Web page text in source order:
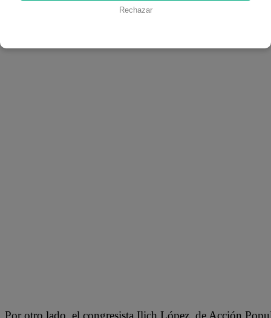
Por otro lado, el congresista Ilich López, de Acción
Rechazar